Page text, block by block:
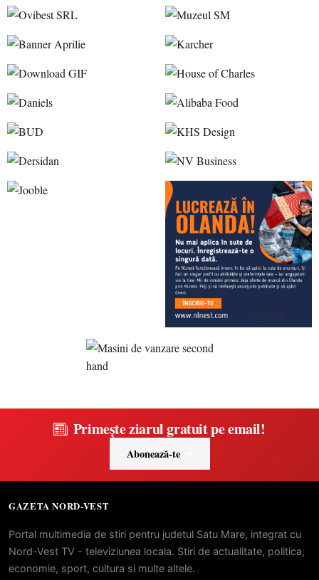
Primește ziarul gratuit pe email!
Abonează-te
GAZETA NORD-VEST
Portal multimedia de stiri pentru judetul Satu Mare, integrat cu
Nord-Vest TV - televiziunea locala. Stiri de actualitate, politica,
economie, sport, cultura si multe altele.